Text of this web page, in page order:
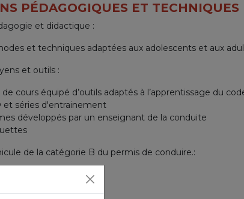
PÉDAGOGIQUES ET TECHNIQUES
et didactique :
et techniques adaptées aux adolescents et aux
et outils :
de cours équipé d’outils adaptés à l’apprentissage du
et séries d'entrainement
développés par un enseignant de la conduite
de la catégorie B du permis de conduire.:
à boite manuelle
à boite automatique